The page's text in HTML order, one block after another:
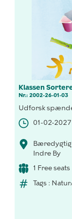
Klassen
Nr.: 2002-26-01-03
Udforsk
01-02-2027
Bæredygtig
Indre By
1 Free seats
Tags :